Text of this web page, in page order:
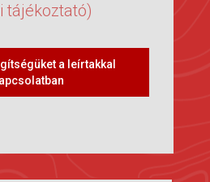
tájékoztató)
a leírtakkal